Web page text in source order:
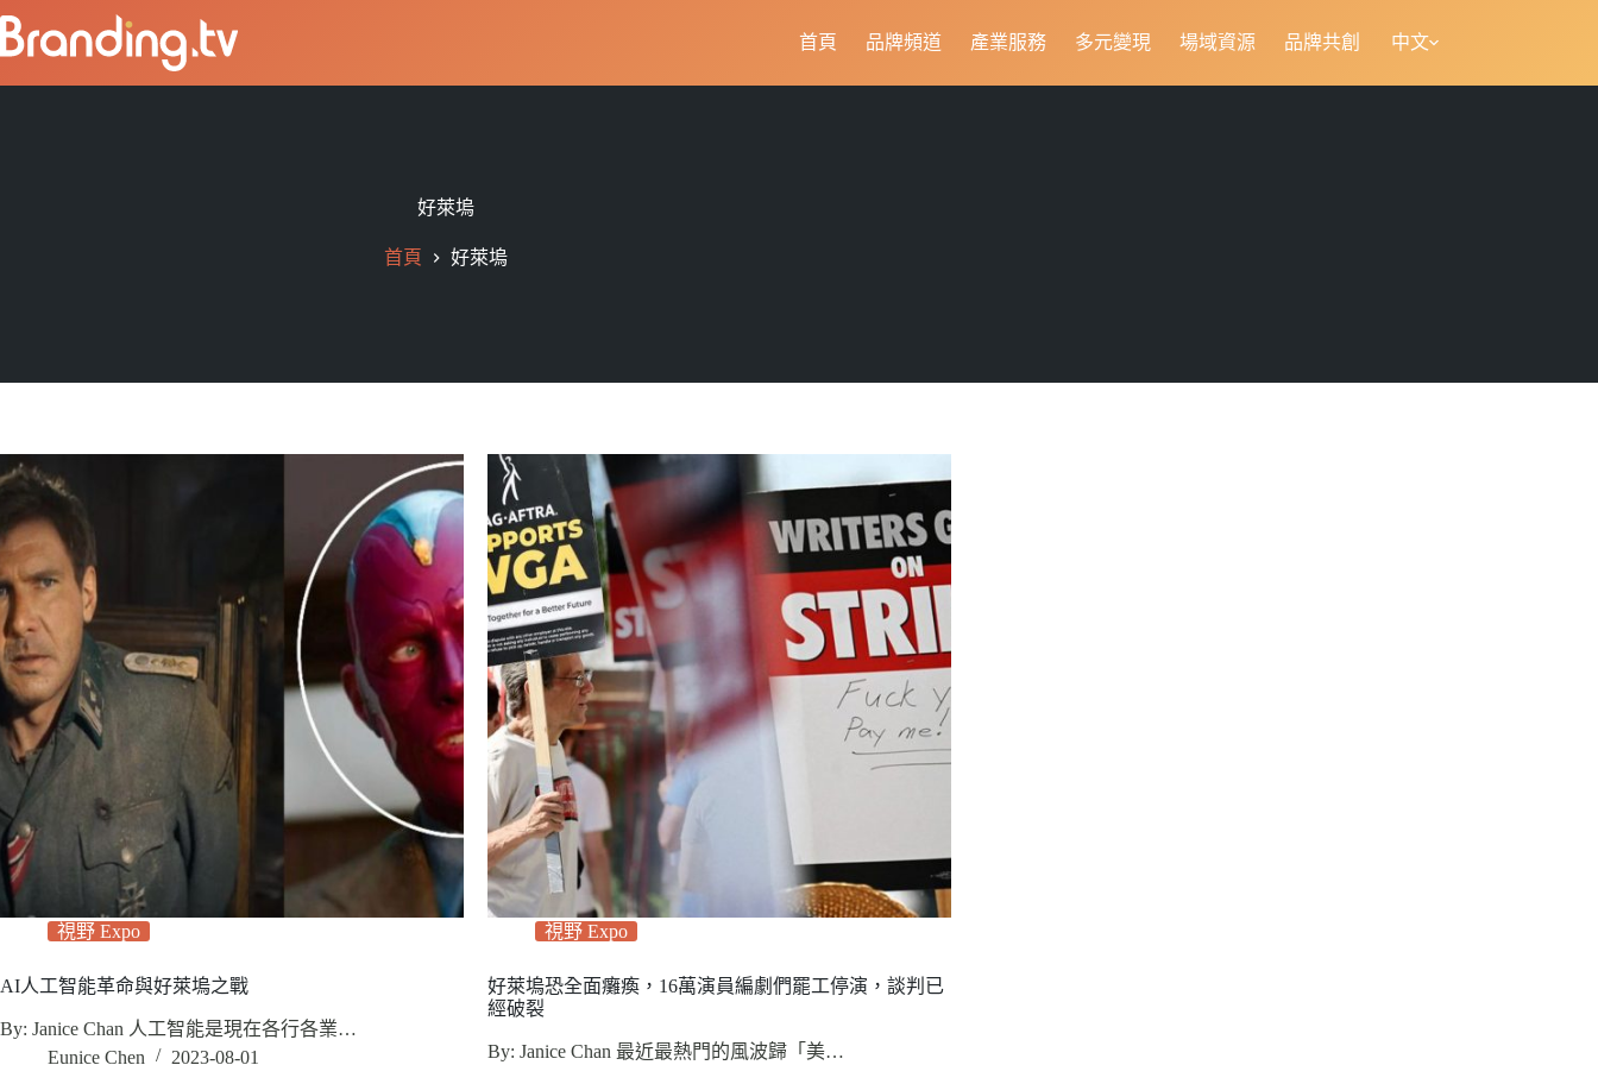
首頁 品牌頻道 產業服務 多元變現 場域資源 品牌共創 中文
好萊塢
首頁 好萊塢
視野 Expo
AI人工智能革命與好萊塢之戰
By: Janice Chan 人工智能是現在各行各業…
Eunice Chen
2023-08-01
視野 Expo
好萊塢恐全面癱瘓，16萬演員編劇們罷工停演，談判已
經破裂
By: Janice Chan 最近最熱門的風波歸「美…